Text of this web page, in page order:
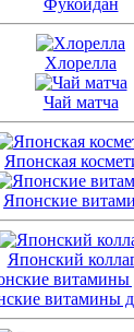
Фукоидан
Хлорелла
Чай матча
Японская
Японские
Японский
витамины